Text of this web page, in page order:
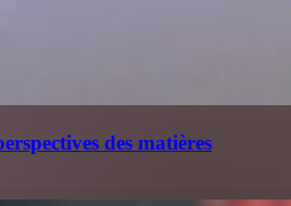
des matières